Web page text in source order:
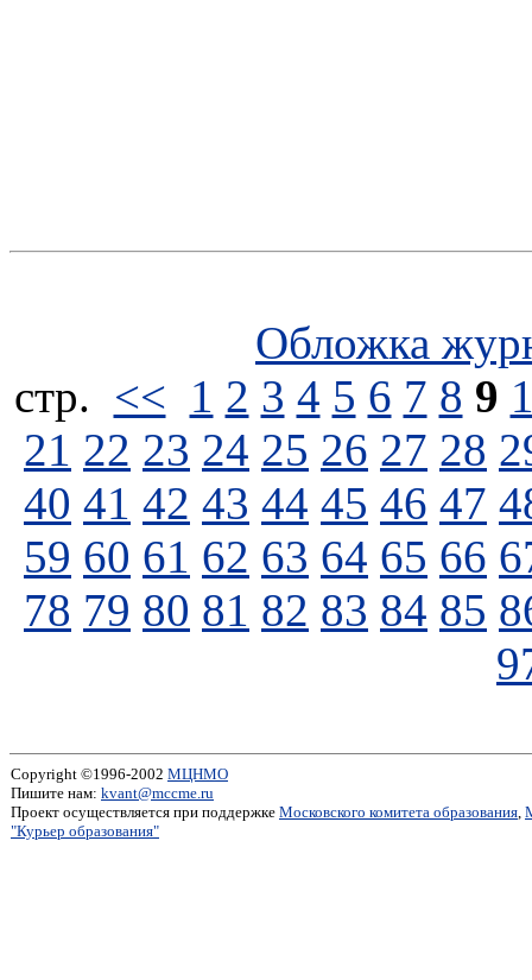
Обложка
стp. << 1 2 3 4 5 6 7 8 9
21 22 23 24 25 26 27 28
40 41 42 43 44 45 46 47
59 60 61 62 63 64 65 66
78 79 80 81 82 83 84 85
Copyright ©1996-2002 МЦНМО
Пишите нам: kvant@mccme.ru
Проект осуществляется при поддержке Московского комитета образования,
"Курьер образования"